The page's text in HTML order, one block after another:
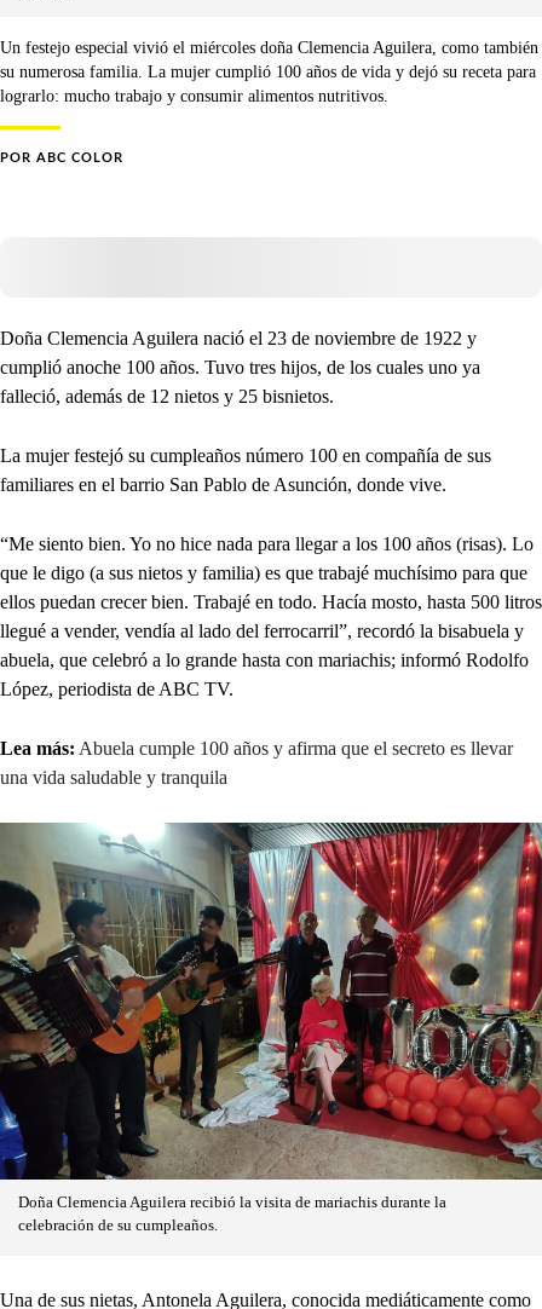
Un festejo especial vivió el miércoles doña Clemencia Aguilera, como también
su numerosa familia. La mujer cumplió 100 años de vida y dejó su receta para
lograrlo: mucho trabajo y consumir alimentos nutritivos.
POR ABC COLOR
Doña Clemencia Aguilera nació el 23 de noviembre de 1922 y
cumplió anoche 100 años. Tuvo tres hijos, de los cuales uno ya
falleció, además de 12 nietos y 25 bisnietos.
La mujer festejó su cumpleaños número 100 en compañía de sus
familiares en el barrio San Pablo de Asunción, donde vive.
“Me siento bien. Yo no hice nada para llegar a los 100 años (risas). Lo
que le digo (a sus nietos y familia) es que trabajé muchísimo para que
ellos puedan crecer bien. Trabajé en todo. Hacía mosto, hasta 500 litros
llegué a vender, vendía al lado del ferrocarril”, recordó la bisabuela y
abuela, que celebró a lo grande hasta con mariachis; informó Rodolfo
López, periodista de ABC TV.
Lea más: Abuela cumple 100 años y afirma que el secreto es llevar
una vida saludable y tranquila
Doña Clemencia Aguilera recibió la visita de mariachis durante la
celebración de su cumpleaños.
Una de sus nietas, Antonela Aguilera, conocida mediáticamente como